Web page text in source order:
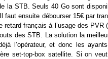
la STB. Seuls 40 Go sont
ensuite débourser 15€ par
français à l’usage des
des STB. La solution la
l’opérateur, et donc les
set-top-box satellite. Si on